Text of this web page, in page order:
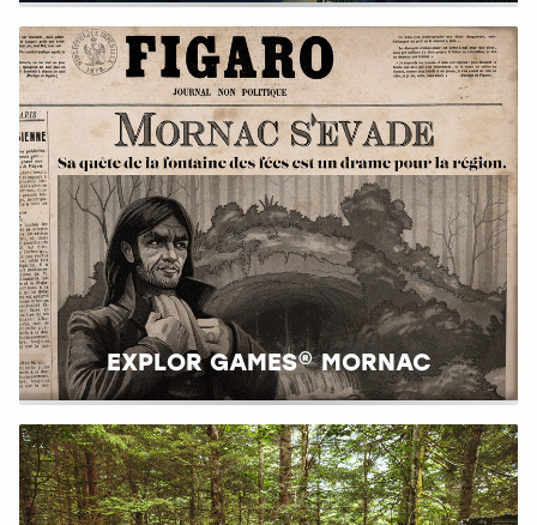
EXPLOR GAMES® MORNAC